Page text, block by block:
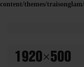
content/themes/
1920×500